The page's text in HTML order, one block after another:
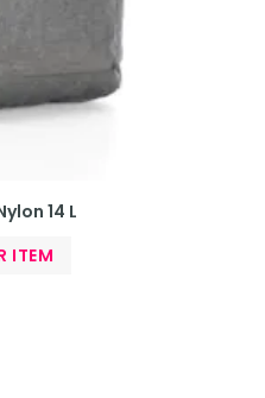
14 L
ITEM